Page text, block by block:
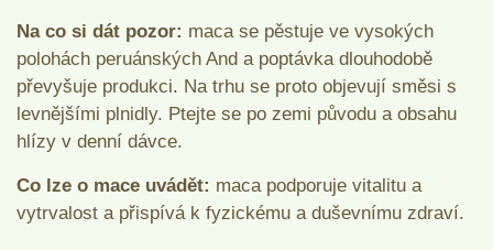
Na co si dát pozor: maca se pěstuje ve vysokých
polohách peruánských And a poptávka dlouhodobě
převyšuje produkci. Na trhu se proto objevují směsi s
levnějšími plnidly. Ptejte se po zemi původu a obsahu
hlízy v denní dávce.
Co lze o mace uvádět: maca podporuje vitalitu a
vytrvalost a přispívá k fyzickému a duševnímu zdraví.